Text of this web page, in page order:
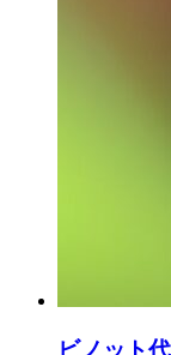
ビノット